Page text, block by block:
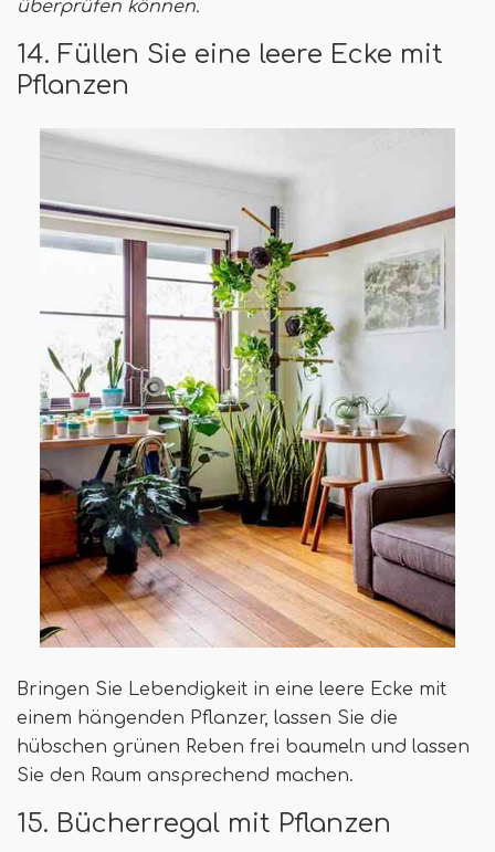
überprüfen können.
14. Füllen Sie eine leere Ecke mit
Pflanzen
Bringen Sie Lebendigkeit in eine leere Ecke mit
einem hängenden Pflanzer, lassen Sie die
hübschen grünen Reben frei baumeln und lassen
Sie den Raum ansprechend machen.
15. Bücherregal mit Pflanzen